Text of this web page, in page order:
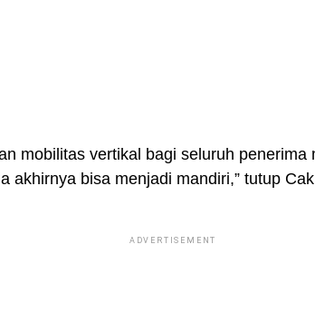
mobilitas vertikal bagi seluruh penerima
akhirnya bisa menjadi mandiri,” tutup
ADVERTISEMENT